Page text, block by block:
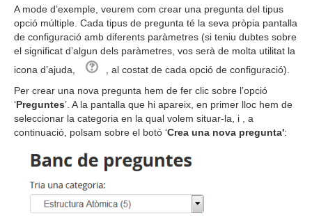
A mode d’exemple, veurem com crear una pregunta del tipus
opció múltiple. Cada tipus de pregunta té la seva pròpia pantalla
de configuració amb diferents paràmetres (si teniu dubtes sobre
el significat d’algun dels paràmetres, vos serà de molta utilitat la
icona d’ajuda,
, al costat de cada opció de configuració).
Per crear una nova pregunta hem de fer clic sobre l’opció
‘Preguntes’. A la pantalla que hi apareix, en primer lloc hem de
seleccionar la categoria en la qual volem situar-la, i , a
continuació, polsam sobre el botó ‘Crea una nova pregunta':